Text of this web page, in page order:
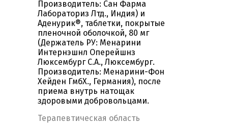
Производитель: Сан Фарма
Лабораториз Лтд., Индия) и
Аденурик®, таблетки, покрытые
пленочной оболочкой, 80 мг
(Держатель РУ: Менарини
Интернэшнл Оперейшнз
Люксембург С.А., Люксембург.
Производитель: Менарини-Фон
Хейден ГмбХ., Германия), после
приема внутрь натощак
здоровыми добровольцами.
Терапевтическая область